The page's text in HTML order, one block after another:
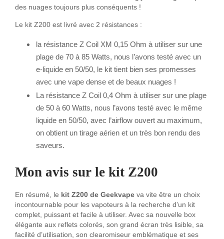
des nuages toujours plus conséquents !
Le kit Z200 est livré avec 2 résistances :
la résistance Z Coil XM 0,15 Ohm à utiliser sur une
plage de 70 à 85 Watts, nous l’avons testé avec un
e-liquide en 50/50, le kit tient bien ses promesses
avec une vape dense et de beaux nuages !
La résistance Z Coil 0,4 Ohm à utiliser sur une plage
de 50 à 60 Watts, nous l’avons testé avec le même
liquide en 50/50, avec l’airflow ouvert au maximum,
on obtient un tirage aérien et un très bon rendu des
saveurs.
Mon avis sur le kit Z200
En résumé, le kit Z200 de Geekvape va vite être un choix
incontournable pour les vapoteurs à la recherche d’un kit
complet, puissant et facile à utiliser. Avec sa nouvelle box
élégante aux reflets colorés, son grand écran très lisible, sa
facilité d’utilisation, son clearomiseur emblématique et ses